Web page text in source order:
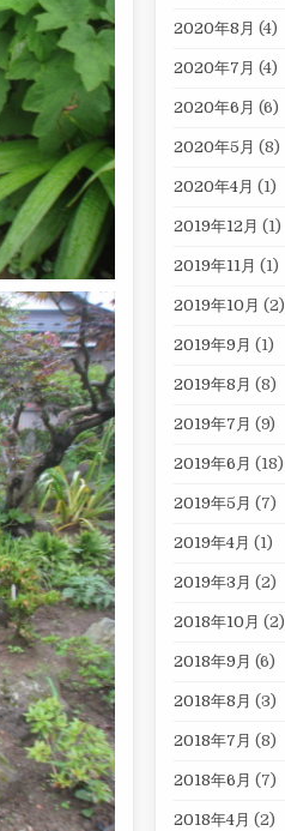
2020年8月 (4)
2020年7月 (4)
2020年6月 (6)
2020年5月 (8)
2020年4月 (1)
2019年12月 (1)
2019年11月 (1)
2019年10月 (2)
2019年9月 (1)
2019年8月 (8)
2019年7月 (9)
2019年6月 (18)
2019年5月 (7)
2019年4月 (1)
2019年3月 (2)
2018年10月 (2)
2018年9月 (6)
2018年8月 (3)
2018年7月 (8)
2018年6月 (7)
2018年4月 (2)